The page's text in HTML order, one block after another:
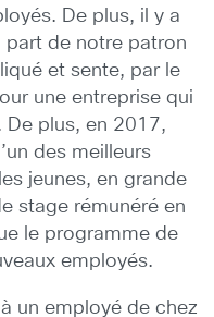
De plus, il y a
part de notre patron
et sente, par le
une entreprise qui
De plus, en 2017,
des meilleurs
jeunes, en grande
stage rémunéré en
le programme de
employés.
un employé de chez